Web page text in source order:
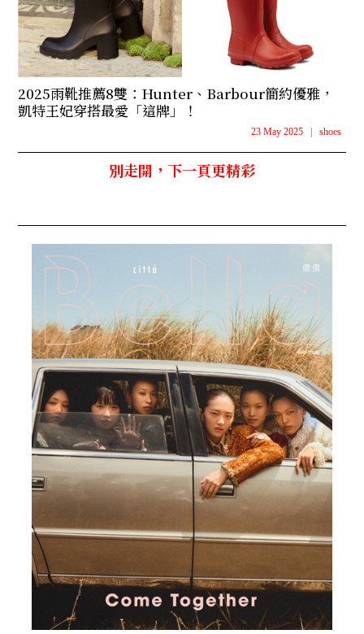
2025雨靴推薦8雙：Hunter、Barbour簡約優雅，
凱特王妃穿搭最愛「這牌」！
23 May 2025 shoes
別走開，下一頁更精彩